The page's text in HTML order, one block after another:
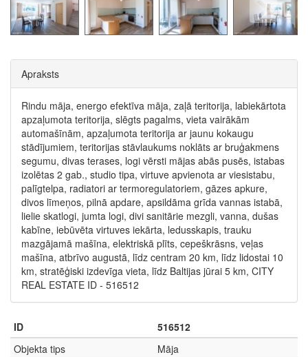
Apraksts
Rindu māja, energo efektīva māja, zaļā teritorija, labiekārtota
apzaļumota teritorija, slēgts pagalms, vieta vairākām
automašīnām, apzaļumota teritorija ar jaunu kokaugu
stādījumiem, teritorijas stāvlaukums noklāts ar bruģakmens
segumu, divas terases, logi vērsti mājas abās pusēs, istabas
izolētas 2 gab., studio tipa, virtuve apvienota ar viesistabu,
palīgtelpa, radiatori ar termoregulatoriem, gāzes apkure,
divos līmeņos, pilnā apdare, apsildāma grīda vannas istabā,
lielie skatlogi, jumta logi, divi sanitārie mezgli, vanna, dušas
kabīne, iebūvēta virtuves iekārta, ledusskapis, trauku
mazgājamā mašīna, elektriskā plīts, cepeškrāsns, veļas
mašīna, atbrīvo augustā, līdz centram 20 km, līdz lidostai 10
km, stratēģiski izdevīga vieta, līdz Baltijas jūrai 5 km, CITY
REAL ESTATE ID - 516512
ID
516512
Objekta tips
Māja